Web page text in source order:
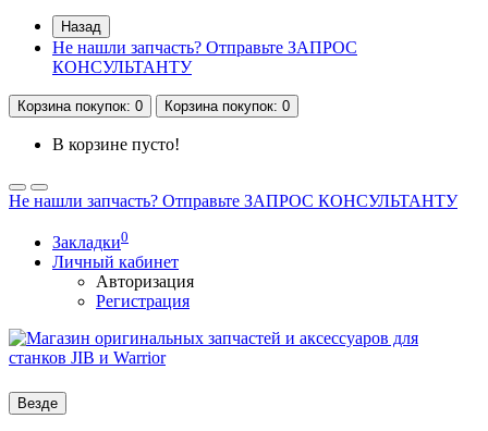
Назад
Не нашли запчасть? Отправьте ЗАПРОС
КОНСУЛЬТАНТУ
Корзинапокупок: 0 Корзинапокупок: 0
В корзине пусто!
Не нашли запчасть? Отправьте ЗАПРОС КОНСУЛЬТАНТУ
Закладки0
Личный кабинет
Авторизация
Регистрация
Везде